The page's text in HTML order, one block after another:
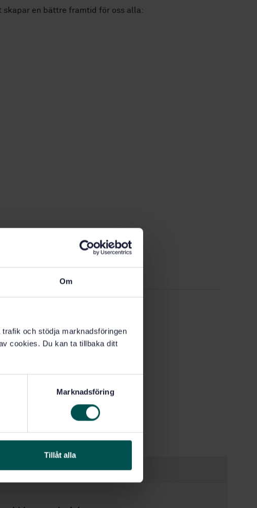
Om
och stödja marknadsföringen
cookies. Du kan ta tillbaka ditt
Marknadsföring
Tillåt alla
skapar en bättre framtid för oss alla: